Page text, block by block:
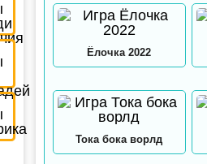
Ёлочка 2022
Тока бока ворлд